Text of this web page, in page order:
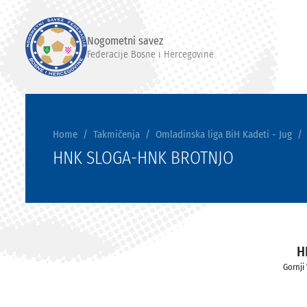
Nogometni savez
Federacije Bosne i Hercegovine
Home Takmičenja Omladinska liga BiH Kadeti - Jug
HNK SLOGA-HNK BROTNJO
Gornji